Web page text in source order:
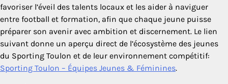
favoriser l’éveil des talents locaux et les aider à naviguer
entre football et formation, afin que chaque jeune puisse
préparer son avenir avec ambition et discernement. Le lien
suivant donne un aperçu direct de l’écosystème des jeunes
du Sporting Toulon et de leur environnement compétitif:
Sporting Toulon – Équipes Jeunes & Féminines.